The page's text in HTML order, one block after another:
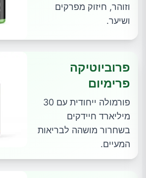
וזוהר, חיזוק מפרקים
ושיער.
פרוביוטיקה
פרימיום
פורמולה ייחודית עם 30
מיליארד חיידקים
בשחרור מושהה לבריאות
המעיים.